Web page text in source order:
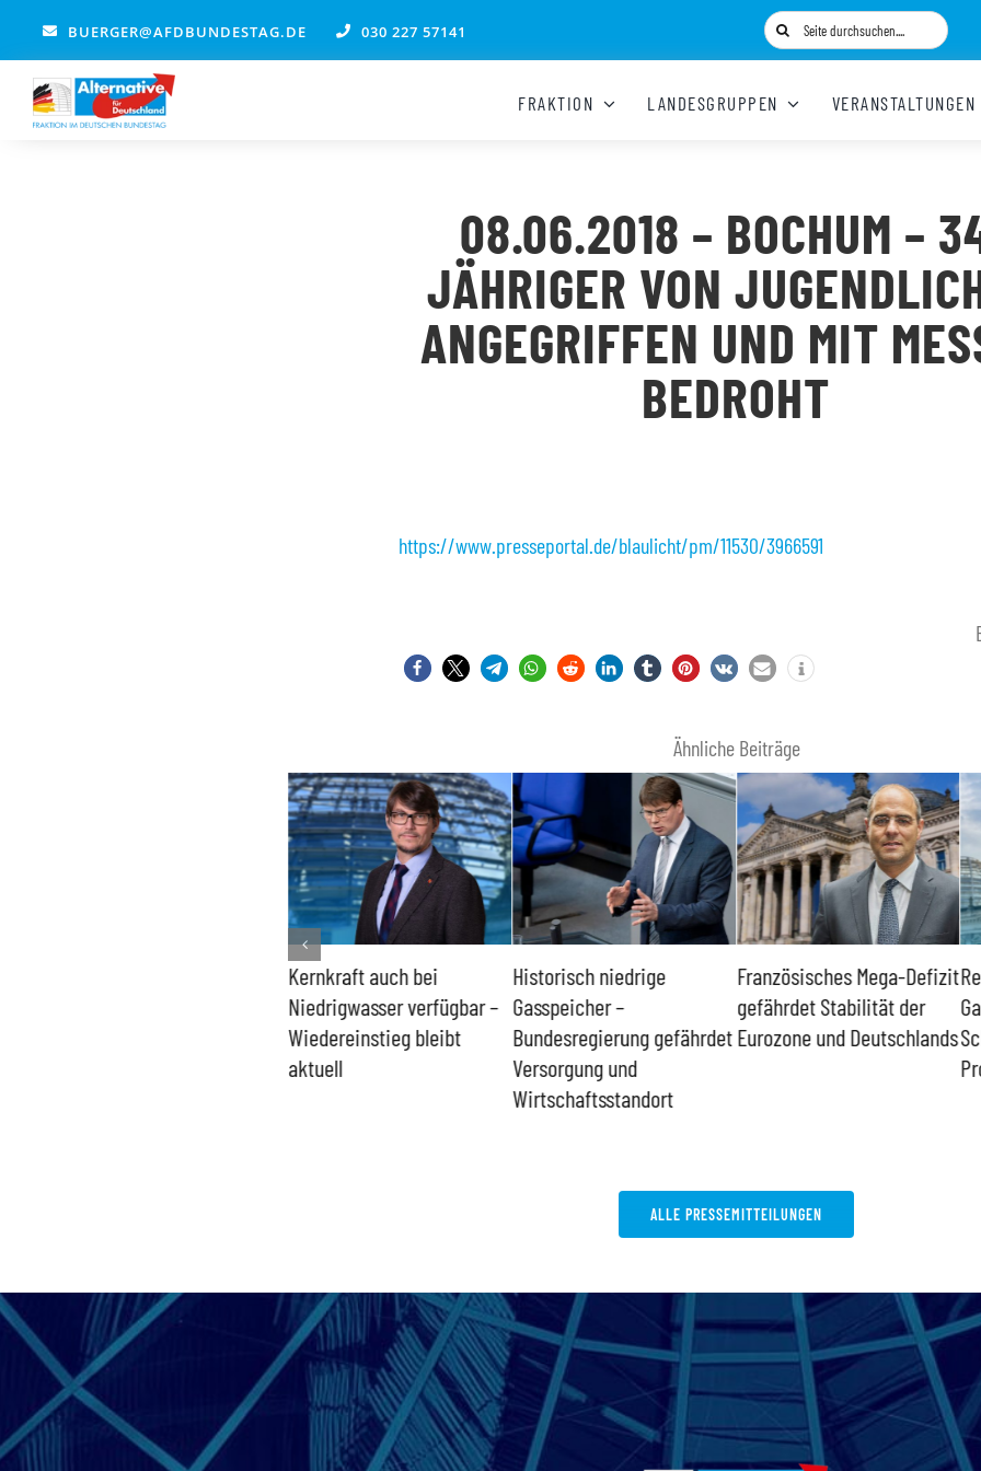
springen
BUERGER@AFDBUNDESTAG.DE 030 227 57141
Suche
nach:
FRAKTION LANDESGRUPPEN VERANSTALTUNGEN
08.06.2018 – BOCHUM –
JÄHRIGER VON
ANGEGRIFFEN UND MIT
BEDROHT
https://www.presseportal.de/blaulicht/pm/11530/3966591
Ähnliche Beiträge
Kernkraft auch bei
Niedrigwasser verfügbar –
Wiedereinstieg bleibt
aktuell
Historisch niedrige
Gasspeicher –
Bundesregierung gefährdet
Versorgung und
Wirtschaftsstandort
Französisches Mega-Defizit
gefährdet Stabilität der
Eurozone und Deutschlands
ALLE PRESSEMITTEILUNGEN